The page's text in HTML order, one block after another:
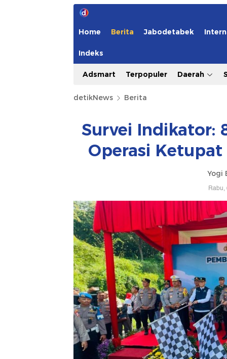
Home Berita Jabodetabek
Indeks
Adsmart Terpopuler Daerah
detikNews Berita
Survei Indikator:
Operasi
Yogi
Rabu,